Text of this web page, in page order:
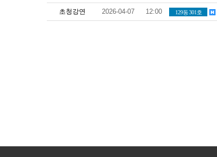
초청강연 2026-04-07 12:00 129동 301호